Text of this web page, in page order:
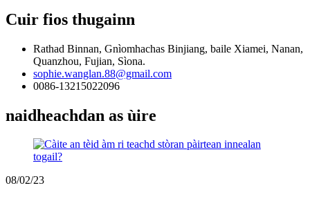
Cuir fios thugainn
Rathad Binnan, Gnìomhachas Binjiang, baile Xiamei, Nanan,
Quanzhou, Fujian, Sìona.
sophie.wanglan.88@gmail.com
0086-13215022096
naidheachdan as ùire
08/02/23